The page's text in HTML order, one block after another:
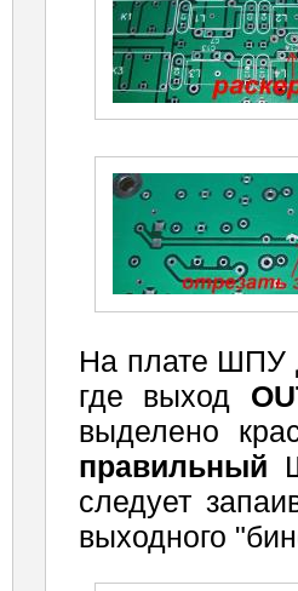
На плате ШПУ
где выход
выделено
правильный
следует
выходного